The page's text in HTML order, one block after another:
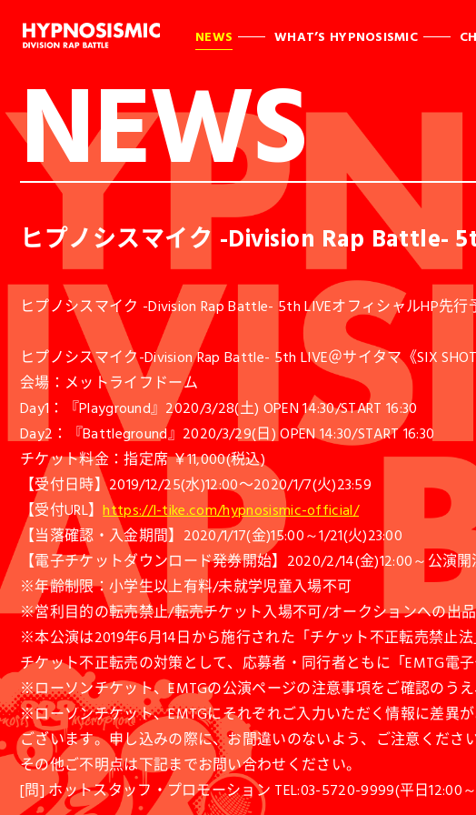
NEWS WHAT’S HYPNOSISMIC
NEWS
ヒプノシスマイク -Division Rap Battle-
ヒプノシスマイク -Division Rap Battle- 5th LIVEオフィシャルHP先
ヒプノシスマイク-Division Rap Battle- 5th LIVE＠サイタマ《SIX
会場：メットライフドーム
Day1：『Playground』2020/3/28(土) OPEN 14:30/START 16:30
Day2：『Battleground』2020/3/29(日) OPEN 14:30/START 16:30
チケット料金：指定席 ￥11,000(税込)
【受付日時】2019/12/25(水)12:00〜2020/1/7(火)23:59
【受付URL】https://l-tike.com/hypnosismic-official/
【当落確認・入金期間】2020/1/17(金)15:00～1/21(火)23:00
【電子チケットダウンロード発券開始】2020/2/14(金)12:00～公演
※年齢制限：小学生以上有料/未就学児童入場不可
※営利目的の転売禁止/転売チケット入場不可/オークションへの出
※本公演は2019年6月14日から施行された「チケット不正転売禁止法
チケット不正転売の対策として、応募者・同行者ともに「EMTG電
※ローソンチケット、EMTGの公演ページの注意事項をご確認のうえ
※ローソンチケット、EMTGにそれぞれご入力いただく情報に差異
ございます。申し込みの際に、お間違いのないよう、ご注意ください
その他ご不明点は下記までお問い合わせください。
[問] ホットスタッフ・プロモーション TEL:03-5720-9999(平日12:00